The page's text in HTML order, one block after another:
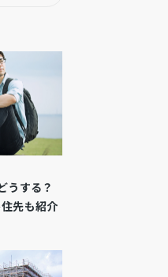
うする？
先も紹介